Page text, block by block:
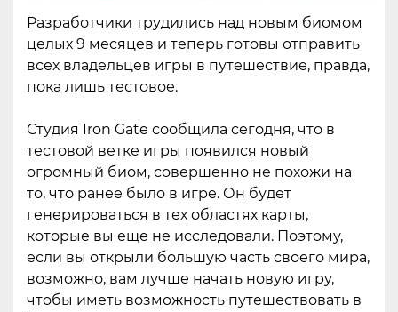
Разработчики трудились над новым биомом
целых 9 месяцев и теперь готовы отправить
всех владельцев игры в путешествие, правда,
пока лишь тестовое.
Студия Iron Gate сообщила сегодня, что в
тестовой ветке игры появился новый
огромный биом, совершенно не похожи на
то, что ранее было в игре. Он будет
генерироваться в тех областях карты,
которые вы еще не исследовали. Поэтому,
если вы открыли большую часть своего мира,
возможно, вам лучше начать новую игру,
чтобы иметь возможность путешествовать в